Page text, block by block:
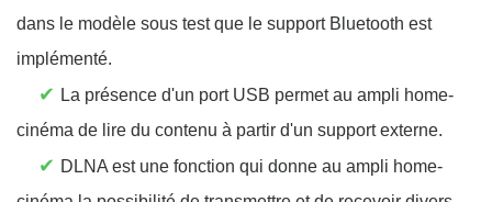
dans le modèle sous test que le support Bluetooth est
implémenté.
✔ La présence d'un port USB permet au ampli home-
cinéma de lire du contenu à partir d'un support externe.
✔ DLNA est une fonction qui donne au ampli home-